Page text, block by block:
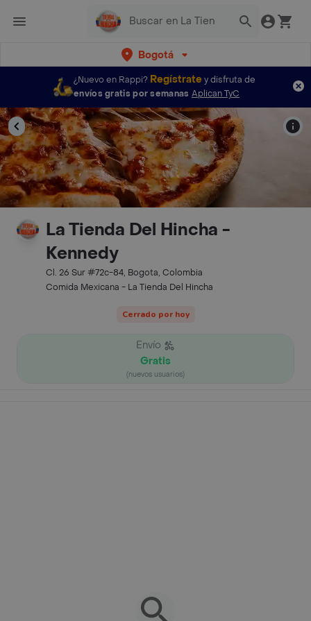
Bogotá
¿Nuevo en Rappi? Regístratey disfruta de
envíos gratis por semanas Aplican TyC
La Tienda Del Hincha -
Kennedy
Cl. 26 Sur #72c-84, Bogota, Colombia
Comida Mexicana - La Tienda Del Hincha
Cerrado por hoy
Envío
Gratis
(nuevos usuarios)